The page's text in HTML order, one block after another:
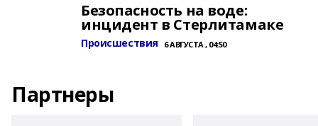
Безопасность на воде:
инцидент в Стерлитамаке
Происшествия 6 АВГУСТА , 04:50
Партнеры